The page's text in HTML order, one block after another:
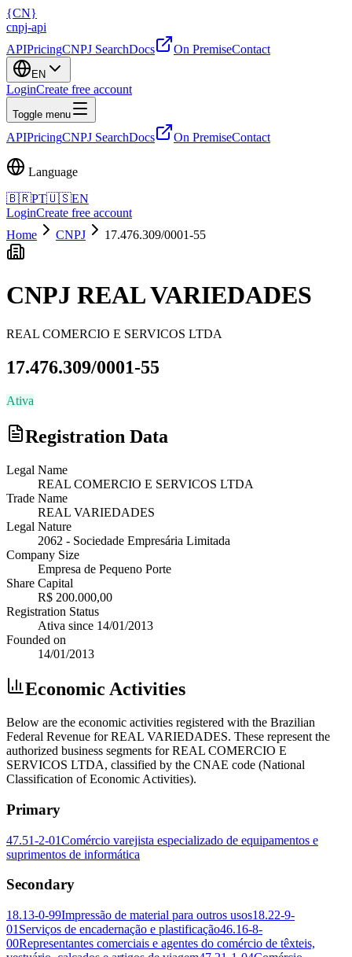
{CN}
cnpj-api
APIPricingCNPJ SearchDocs On PremiseContact
EN
LoginCreate free account
Toggle menu
APIPricingCNPJ SearchDocs On PremiseContact
Language
🇧🇷PT🇺🇸EN
LoginCreate free account
Home
CNPJ 17.476.309/0001-55
CNPJ REAL VARIEDADES
REAL COMERCIO E SERVICOS LTDA
17.476.309/0001-55
Ativa
Registration Data
Legal Name
REAL COMERCIO E SERVICOS LTDA
Trade Name
REAL VARIEDADES
Legal Nature
2062 - Sociedade Empresária Limitada
Company Size
Empresa de Pequeno Porte
Share Capital
R$ 200.000,00
Registration Status
Ativa since 14/01/2013
Founded on
14/01/2013
Economic Activities
Below are the economic activities registered with the Brazilian
Federal Revenue for REAL VARIEDADES. These represent the
authorized business segments for REAL COMERCIO E
SERVICOS LTDA, classified by the CNAE code (National
Classification of Economic Activities).
Primary
47.51-2-01Comércio varejista especializado de equipamentos e
suprimentos de informática
Secondary
18.13-0-99Impressão de material para outros usos18.22-9-
01 Serviços de encadernação e plastificação46.16-8-
00Representantes comerciais e agentes do comércio de têxteis,